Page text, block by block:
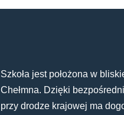
Szkoła jest położona w
Chełmna. Dzięki
przy drodze krajowej ma